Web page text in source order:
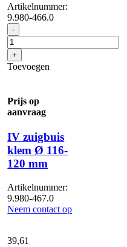
Artikelnummer:
9.980-466.0
- IV
zuigbuis
klem
Ø
99-
aantal
+
Toevoegen
Prijs op
aanvraag
IV zuigbuis
klem Ø 116-
120 mm
Artikelnummer:
9.980-467.0
Neem contact op
39,61